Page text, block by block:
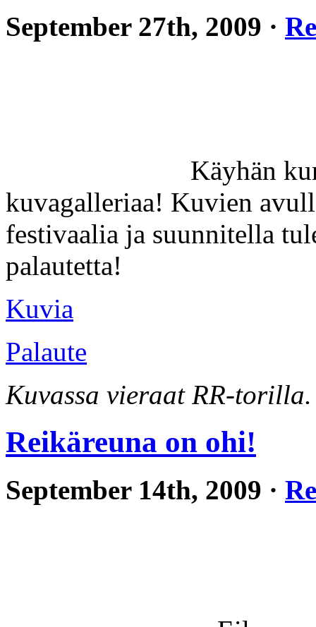
September 27th, 2009 ·
Käyhän
kuvagalleriaa! Kuvien
festivaalia ja suunnitella
palautetta!
Kuvia
Palaute
Kuvassa vieraat RR-torilla.
Reikäreuna on ohi!
September 14th, 2009 ·